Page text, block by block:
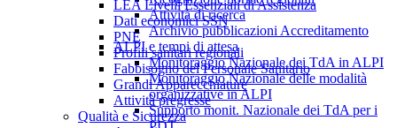
LEA Livelli Essenziali di Assistenza
Dati economici SSN
PNE
Profili sanitari regionali
Fabbisogno del Personale Sanitario
Grandi Apparecchiature
Attività pregresse
Qualità e Sicurezza
Attività di ricerca
Archivio pubblicazioni Accreditamento
ALPI e tempi di attesa
Monitoraggio Nazionale dei TdA in ALPI
Monitoraggio Nazionale delle modalità
organizzative in ALPI
Supporto monit. Nazionale dei TdA per i